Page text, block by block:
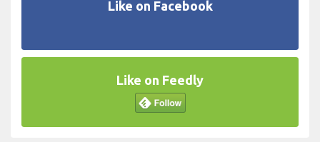
Like on Facebook
Like on Feedly